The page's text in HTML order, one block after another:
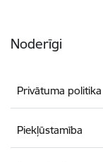
Noderīgi
Privātuma politika
Piekļūstamība